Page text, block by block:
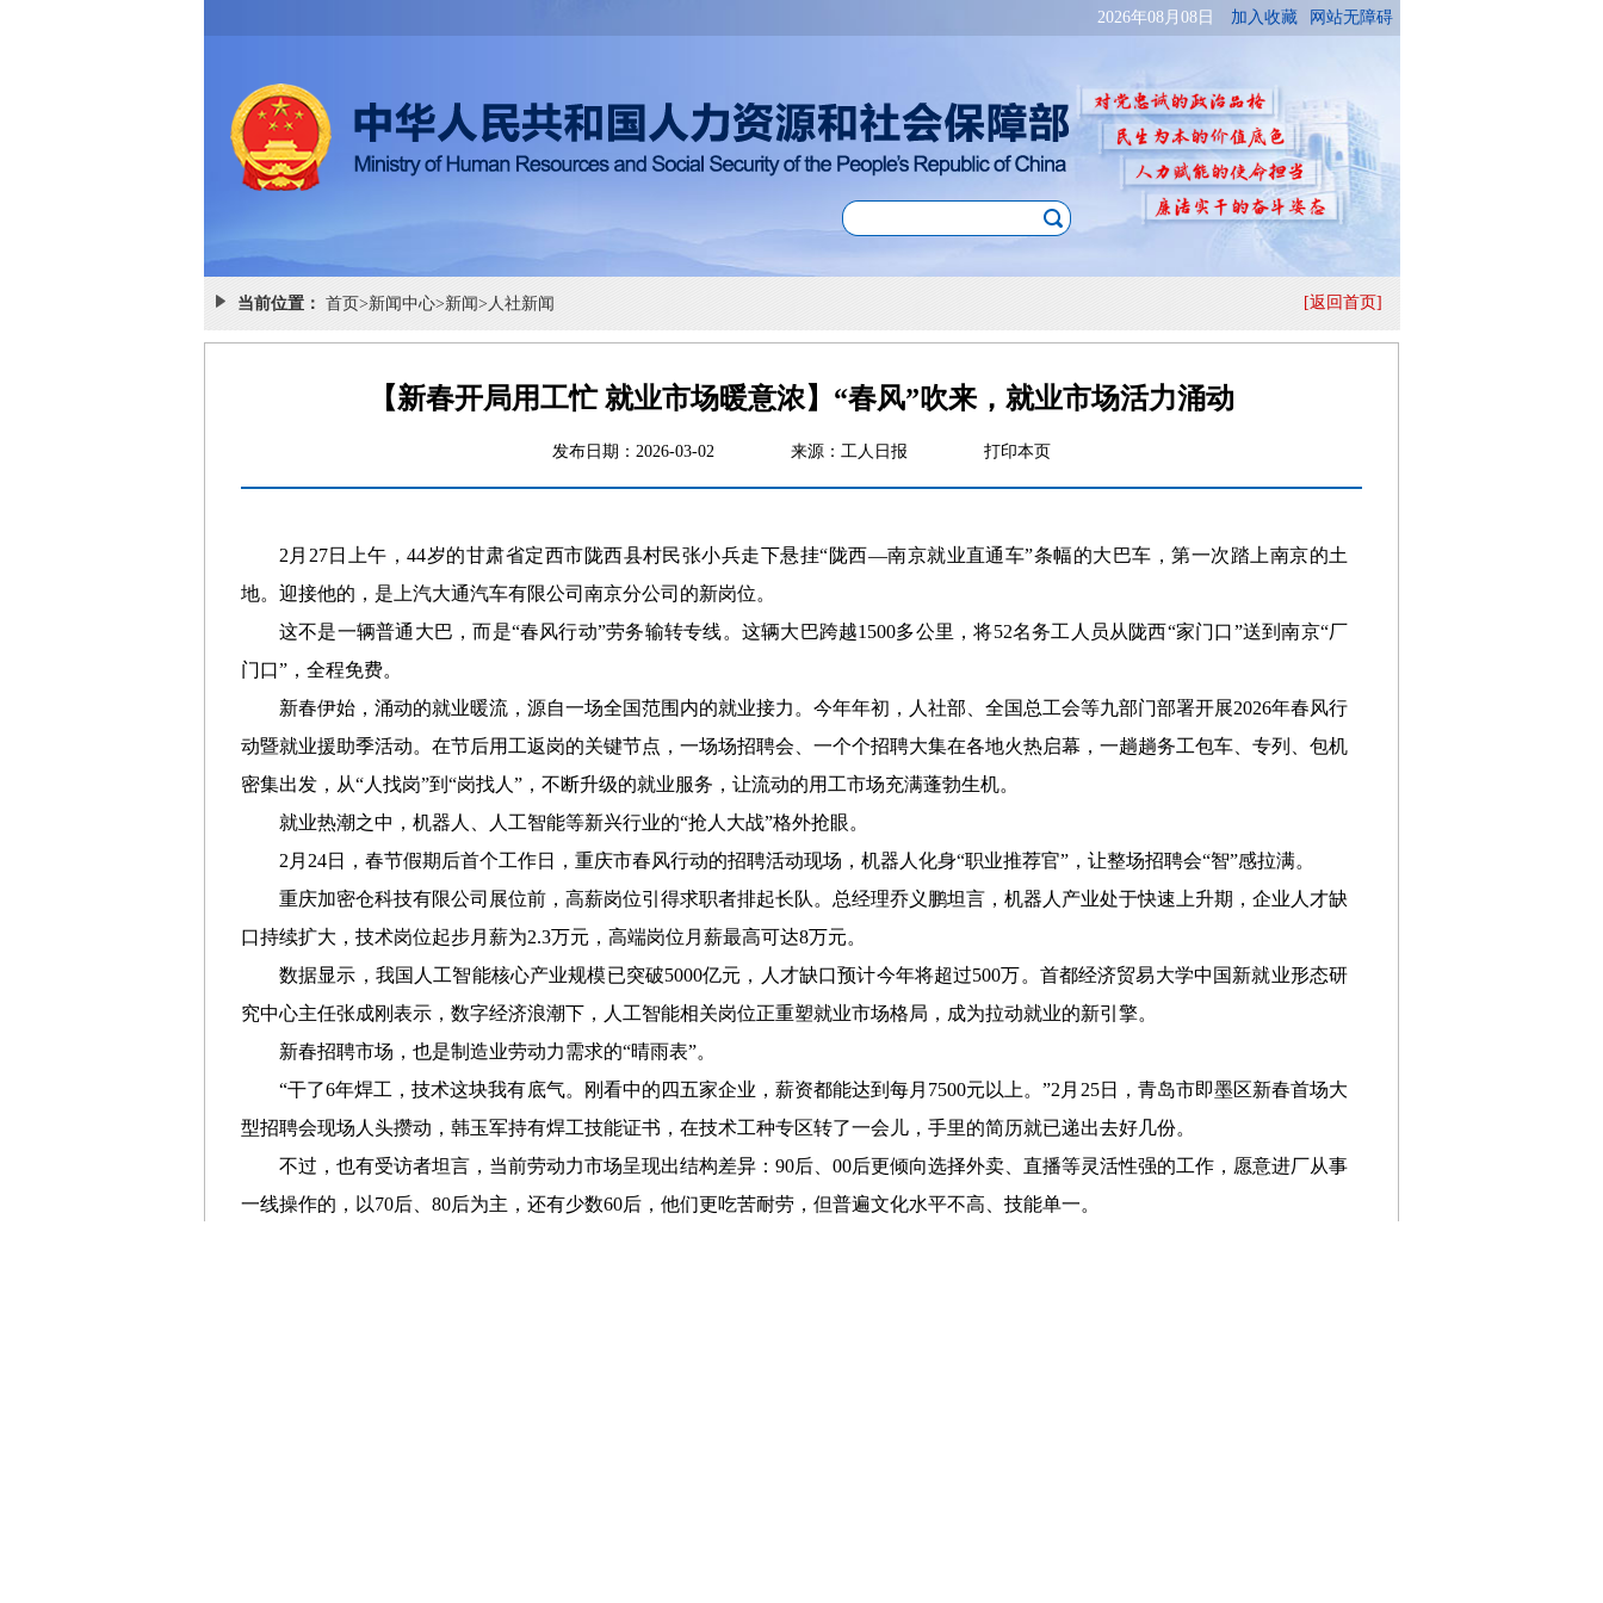
当前位置： 首页>新闻中心>新闻> 人社新闻 [返回首页]
【新春开局用工忙 就业市场暖意浓】“春风”吹来，就业市场活力涌动
发布日期：2026-03-02 来源：工人日报 打印本页
2月27日上午，44岁的甘肃省定西市陇西县村民张小兵走下悬挂“陇西—南京就业直通车”条幅的大巴车，第一次踏上南京的土
地。迎接他的，是上汽大通汽车有限公司南京分公司的新岗位。
这不是一辆普通大巴，而是“春风行动”劳务输转专线。这辆大巴跨越1500多公里，将52名务工人员从陇西“家门口”送到南京“厂
门口”，全程免费。
新春伊始，涌动的就业暖流，源自一场全国范围内的就业接力。今年年初，人社部、全国总工会等九部门部署开展2026年春风行
动暨就业援助季活动。在节后用工返岗的关键节点，一场场招聘会、一个个招聘大集在各地火热启幕，一趟趟务工包车、专列、包机
密集出发，从“人找岗”到“岗找人”，不断升级的就业服务，让流动的用工市场充满蓬勃生机。
就业热潮之中，机器人、人工智能等新兴行业的“抢人大战”格外抢眼。
2月24日，春节假期后首个工作日，重庆市春风行动的招聘活动现场，机器人化身“职业推荐官”，让整场招聘会“智”感拉满。
重庆加密仓科技有限公司展位前，高薪岗位引得求职者排起长队。总经理乔义鹏坦言，机器人产业处于快速上升期，企业人才缺
口持续扩大，技术岗位起步月薪为2.3万元，高端岗位月薪最高可达8万元。
数据显示，我国人工智能核心产业规模已突破5000亿元，人才缺口预计今年将超过500万。首都经济贸易大学中国新就业形态研
究中心主任张成刚表示，数字经济浪潮下，人工智能相关岗位正重塑就业市场格局，成为拉动就业的新引擎。
新春招聘市场，也是制造业劳动力需求的“晴雨表”。
“干了6年焊工，技术这块我有底气。刚看中的四五家企业，薪资都能达到每月7500元以上。”2月25日，青岛市即墨区新春首场大
型招聘会现场人头攒动，韩玉军持有焊工技能证书，在技术工种专区转了一会儿，手里的简历就已递出去好几份。
不过，也有受访者坦言，当前劳动力市场呈现出结构差异：90后、00后更倾向选择外卖、直播等灵活性强的工作，愿意进厂从事
一线操作的，以70后、80后为主，还有少数60后，他们更吃苦耐劳，但普遍文化水平不高、技能单一。